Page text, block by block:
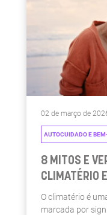
02 de março de
AUTOCUIDADO E
8 MITOS E
CLIMATÉRIO
O climatério é
marcada por